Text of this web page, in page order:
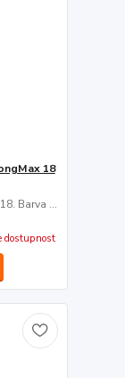
18
Barva ...
dostupnost